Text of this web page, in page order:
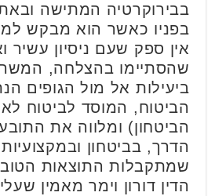
בבירוקרטיה המתישה
בפניו כאשר הוא מבקש
אין ספק שעם ניסיון עשיר
שהסתיימו בהצלחה,
ביעילות אל מול הגופים
הביטוח, המוסד לביטוח
הביטחון) ומלווה את
הדרך, בביטחון
שמתקבלות התוצאות
הדין דורון וימר מאמין